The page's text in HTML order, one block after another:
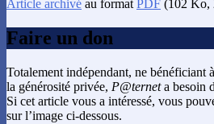
Article archivé au formatPDF (102 Ko,
Faire un don
Totalement indépendant, ne bénéficiant
la générosité privée, P@terneta besoin
Si cet article vous a intéressé, vous
sur l’image ci-dessous.